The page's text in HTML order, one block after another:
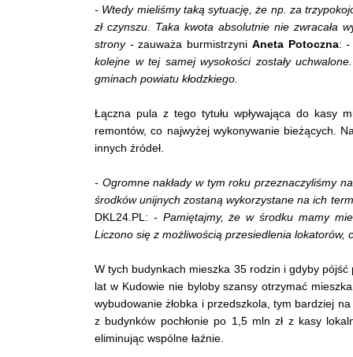
- Wtedy mieliśmy taką sytuację, że np. za
zł czynszu. Taka kwota absolutnie nie zwracała
strony -zauważa burmistrzyni Aneta Potoczna:-
kolejne w tej samej wysokości zostały
gminach powiatu kłodzkiego.
Łączna pula z tego tytułu wpływająca do kasy
remontów, co najwyżej wykonywanie bieżących.
innych źródeł.
- Ogromne nakłady w tym roku przeznaczyliśmy
środków unijnych zostaną wykorzystane na ich
DKL24.PL: - Pamiętajmy, że w środku mamy
Liczono się z możliwością przesiedlenia lokatorów,
W tych budynkach mieszka 35 rodzin i gdyby
lat w Kudowie nie byloby szansy otrzymać
wybudowanie żłobka i przedszkola, tym bardziej
z budynków pochłonie po 1,5 mln zł z kasy
eliminując wspólne łaźnie.